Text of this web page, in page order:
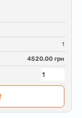
1
4520.00 грн